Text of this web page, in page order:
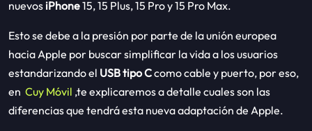
nuevos iPhone15, 15 Plus, 15 Pro y 15 Pro Max.
Esto se debe a la presión por parte de la unión europea
hacia Apple por buscar simplificar la vida a los usuarios
estandarizando el USB tipo Ccomo cable y puerto, por eso,
en Cuy Móvil ,te explicaremos a detalle cuales son las
diferencias que tendrá esta nueva adaptación de Apple.